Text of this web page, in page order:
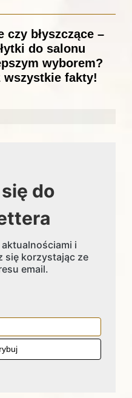
czy błyszczące –
do salonu
wyborem?
wszystkie fakty!
do
i
się korzystając ze
email.